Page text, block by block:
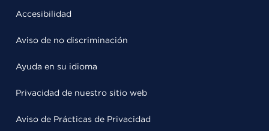
Accesibilidad
Aviso de no discriminación
Ayuda en su idioma
Privacidad de nuestro sitio web
Aviso de Prácticas de Privacidad